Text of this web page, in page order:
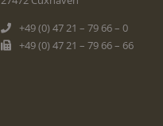
+49 (0) 47 21 – 79 66 – 0
+49 (0) 47 21 – 79 66 – 66